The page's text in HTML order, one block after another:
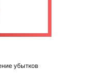
убытков